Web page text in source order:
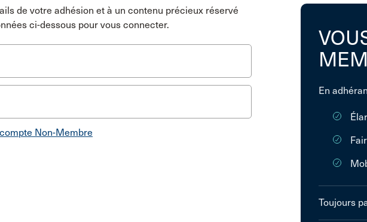
de votre adhésion et à un contenu précieux réservé
ci-dessous pour vous connecter.
Non-Membre
En
Toujours